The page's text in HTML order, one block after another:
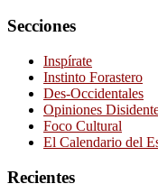
Secciones
Inspírate
Instinto Forastero
Des-Occidentales
Opiniones
Foco Cultural
El Calendario del
Recientes